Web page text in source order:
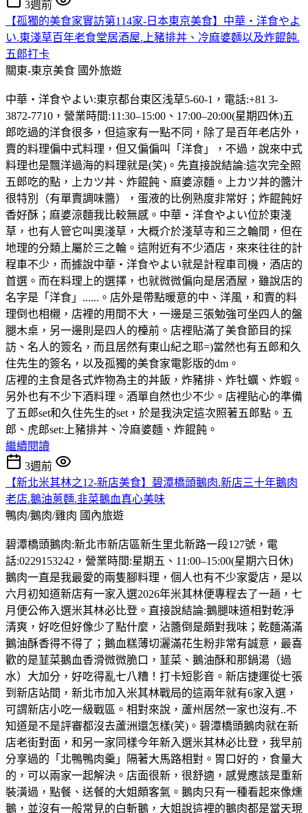
3週前
【孤獨的美食家實訪第114家-日本東京美食】中華・洋食やよ
い.東淺草百年老食堂居酒屋.上豬排丼、冷麻婆麵以及炸餛飩.
五郎打卡
關東-東京美食 國外旅遊
中華・洋食やよい:東京都台東区浅草5-60-1，電話:+81 3-
3872-7710，營業時間:11:30–15:00、17:00–20:00(星期四休)五
郎吃過的洋食很多，但這家有一點不同，除了是百年老店外，
賣的料理偏中式料理，但又偏偏叫「洋食」，不過，說來中式
料理也是飄洋過海的料理就是(笑)。先直接說結論:這次完全照
五郎吃的點，上カツ丼、炸餛飩、麻婆涼麵。上カツ丼的醬汁
很特別（有單賣調味醬），蛋液的比例熟度非常好；炸餛飩好
香好酥；麻婆涼麵我比較無感。中華・洋食やよい位於東淺
草，也有人管它叫奧淺草，大概介於淺草寺和三之輪間，但在
地理的分類上屬於三之輪。這附近有不少酒店，來來往往的計
程車不少，而據說中華・洋食やよい就是計程車司機，酒店的
首選。而在料理上的選擇，也就微微偏向是居酒屋，雖說店的
名字是「洋食」......。店外是帶點暖意的中、洋風，和賣的料
理倒也相櫬，店裡的用間不大，一邊是三張勉強可坐四人的盤
腿木桌，另一邊則是四人的檯前。店裡貼滿了美食節目的採
訪、名人的簽名，而且居然有東山紀之耶=)當然也有五郎和久
住先生的簽名，以及孤獨的美食家電影版的dm。
店裡的主食是各式炸物為主的丼飯，炸豬排、炸牡蠣、炸蝦。
另外也有不少下酒料理。酒單自然也少不少。店裡貼心的準備
了五郎set和久住先生的set，於是我決定這次照著五郎點。五
郎、虎郎set:上豬排丼、冷麻婆麵、炸餛飩。
繼續閱讀
3週前
【新北米其林之12-新店美食】碧潭橋頭鵝肉.新店三十年鵝肉
老店.鵝油蔥麵.韭菜鵝血真心美味
鴨肉/鵝肉/雞肉 國內旅遊
碧潭橋頭鵝肉:新北市新店區新生里北新路一段127號，電
話:0229153242，營業時間:星期五、11:00–15:00(星期六日休)
鵝肉一直是我最愛的兩隻腳料理，個人也有不少家愛店，是以
六月初知道新店有一家入選2026年米其林便專程去了一趟，七
月便公佈入選米其林必比登。直接說結論:鵝腿味道相對乾淨
清爽，好吃但好像少了點什麼，沾醬倒是頗對我味；乾麵滿滿
鵝油酥香得不得了；鵝血糕薄切灑滿花生粉非常有誠意，最喜
歡的是韮菜鵝血香滑微微脆口，韮菜、鵝油酥和那鍋湯（過
水）大加分，好吃得亂七八糟！打卡短影音。新店捷運從七張
到新店站間，新北市加入米其林戰局的這兩年就有6家入選，
可謂新店小吃一級戰區。相對來說，蘆州居然一家也沒有..不
知道是不是評審都沒去蘆洲還怎樣(笑)。碧潭橋頭鵝肉就在新
店老街對面，和另一家同樣今年新入選米其林必比登，我早前
分享過的「北鴨鴨肉羹」隔著大馬路相對。胃口好的，食量大
的，可以兩家一起解決。店面很新，很舒適，感覺應該是重新
裝潢過，點餐、送餐的大姐頗客氣。鵝肉只有一種看起來像燻
鵝，並沒有一般常見的白斬鵝，大姐說這裡的鵝肉都是當天現